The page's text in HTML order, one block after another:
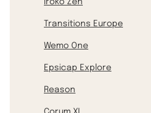
Iroko Zen
Transitions Europe
Wemo One
Epsicap Explore
Reason